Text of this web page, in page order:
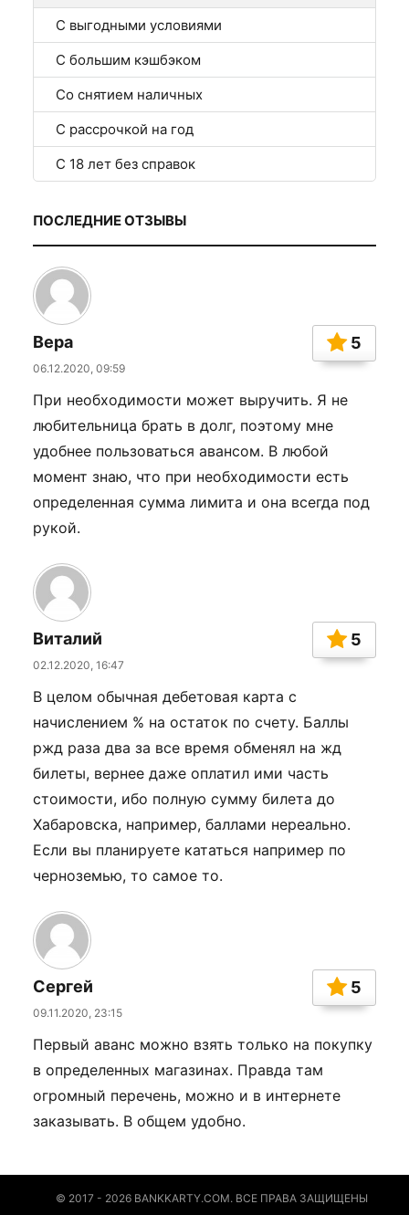
С выгодными условиями
С большим кэшбэком
Со снятием наличных
С рассрочкой на год
С 18 лет без справок
ПОСЛЕДНИЕ ОТЗЫВЫ
Вера
06.12.2020, 09:59
5
При необходимости может выручить. Я не
любительница брать в долг, поэтому мне
удобнее пользоваться авансом. В любой
момент знаю, что при необходимости есть
определенная сумма лимита и она всегда под
рукой.
Виталий
02.12.2020, 16:47
5
В целом обычная дебетовая карта с
начислением % на остаток по счету. Баллы
ржд раза два за все время обменял на жд
билеты, вернее даже оплатил ими часть
стоимости, ибо полную сумму билета до
Хабаровска, например, баллами нереально.
Если вы планируете кататься например по
черноземью, то самое то.
Сергей
09.11.2020, 23:15
5
Первый аванс можно взять только на покупку
в определенных магазинах. Правда там
огромный перечень, можно и в интернете
заказывать. В общем удобно.
© 2017 - 2026 BANKKARTY.COM. ВСЕ ПРАВА ЗАЩИЩЕНЫ